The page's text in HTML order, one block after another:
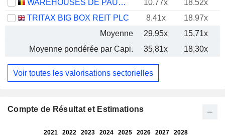
WAREHOUSES DE PAUW SA
10.77x 18.52x
TRITAX BIG BOX REIT PLC
8.41x 18.97x
Moyenne
29,95x 15,71x
Moyenne pondérée par Capi.
35,81x 18,30x
Voir toutes les valorisations sectorielles
Compte de Résultat et Estimations